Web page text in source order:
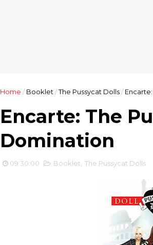
Home / Booklet /The Pussycat Dolls/
Encarte: The
Domination
09:30:00 Booklet The Pussycat Dolls